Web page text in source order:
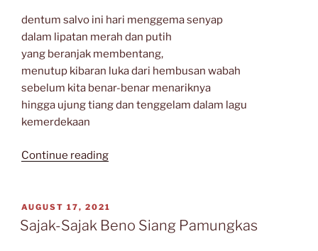
dentum salvo ini hari menggema senyap
dalam lipatan merah dan putih
yang beranjak membentang,
menutup kibaran luka dari hembusan wabah
sebelum kita benar-benar menariknya
hingga ujung tiang dan tenggelam dalam lagu
kemerdekaan
Continue reading“Sajak-
SA”
POSTED
ON
AUGUST 17, 2021
Sajak-Sajak Beno Siang Pamungkas